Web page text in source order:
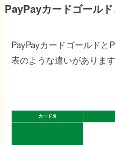
PayPayカードゴール
PayPayカードゴールドと
表のような違いがあります
カード名